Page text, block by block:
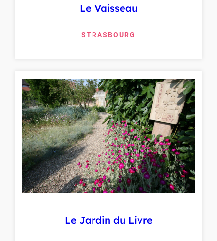
Le Vaisseau
STRASBOURG
Le Jardin du Livre